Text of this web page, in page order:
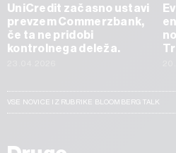
UniCredit začasno ustavi
prevzem Commerzbank,
če ta ne pridobi
kontrolnega deleža.
VSE NOVICE IZ RUBRIKE BLOOMBERG TALK